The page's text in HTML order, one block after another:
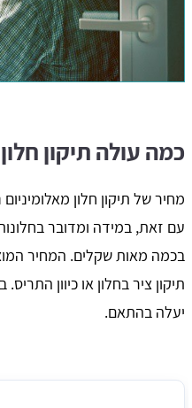
כמה עולה תיקון
עם זאת, במידה ומדובר
בכמה מאות שקלים. המחיר
תיקון ציר בחלון או כיוון
יעלה בהתאם.